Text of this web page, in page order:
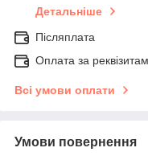
Детальніше
Післяплата
Оплата за
Всі умови оплати
Умови повернення